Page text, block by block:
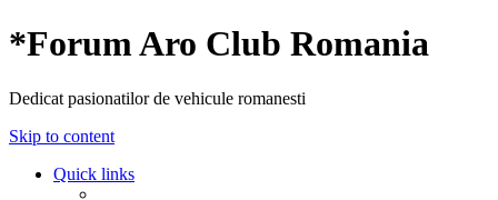
*Forum Aro Club Romania
Dedicat pasionatilor de vehicule romanesti
Skip to content
Quick links